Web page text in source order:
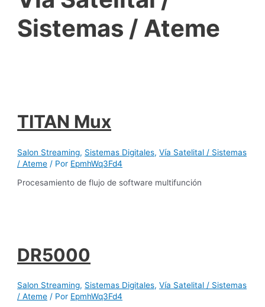
Sistemas / Ateme
TITAN Mux
Salon Streaming, Sistemas Digitales,Vía Satelital / Sistemas
/ Ateme / Por EpmhWq3Fd4
Procesamiento de flujo de software multifunción
DR5000
Salon Streaming, Sistemas Digitales,Vía Satelital / Sistemas
/ Ateme / Por EpmhWq3Fd4